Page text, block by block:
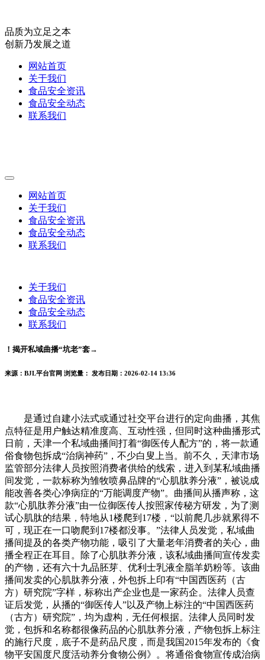
品质为立足之本
创新乃发展之道
网站首页
关于我们
食品安全资讯
食品安全动态
联系我们
网站首页
关于我们
食品安全资讯
食品安全动态
联系我们
关于我们
食品安全资讯
食品安全动态
联系我们
！揭开私域曲播“坑老”套→
来源：BJL平台官网 浏览量： 发布日期：2026-02-14 13:36
是通过自建小法式或通过社交平台进行的定向曲播，其焦
点特征是用户触达精准度高、互动性强，但同时这种曲播形式
日前，天津一个私域曲播间打着“御医传人配方”的，将一款通
俗食物包拆成“治病神药”，不少白叟上当。前不久，天津市场
监管部分法律人员按照消费者供给的线索，进入到某私域曲播
间发觉，一款标称为雏牧喷鼻品牌的“心肌肽养分液”，被说成
能改善各类心净病症的“万能调度产物”。曲播间从播声称，这
款“心肌肽养分液”由一位御医传人按照家传秘方研发，为了测
试心肌肽的结果，特地从1楼爬到17楼，“以前爬几步就累得不
可，现正在一口吻爬到17楼都没事。”法律人员发觉，私域曲
播间提及的各类产物功能，吸引了大量老年消费者的关心，曲
播全程正在耳目。除了心肌肽养分液，该私域曲播间宣传发卖
的产物，还有六十九品胚芽、优利士乳液全脂羊奶粉等。该曲
播间发卖的心肌肽养分液，外包拆上印有“中国西医药（古
方）研究院”字样，标称出产企业也是一家药企。法律人员查
证后发觉，从播的“御医传人”以及产物上标注的“中国西医药
（古方）研究院”，均为虚构，无任何根据。法律人员同时发
觉，包拆和名称都很像药品的心肌肽养分液，产物包拆上标注
的施行尺度，底子不是药品尺度，而是我国2015年发布的《食
物平安国度尺度活动养分食物公例》。将通俗食物宣传成治病